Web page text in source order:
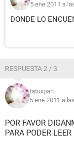
5 ene 2011 a
DONDE LO
RESPUESTA 2 / 3
tatuxpan
5 ene 2011 a
POR FAVOR
PARA PODER